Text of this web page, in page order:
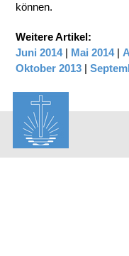
können.
Weitere Artikel:
Juni 2014| Mai 2014|
Oktober 2013 |